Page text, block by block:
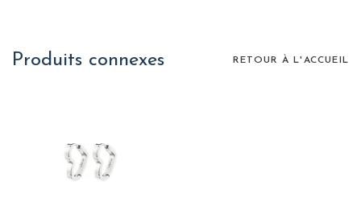
Produits connexes RETOUR À L'ACCUEIL